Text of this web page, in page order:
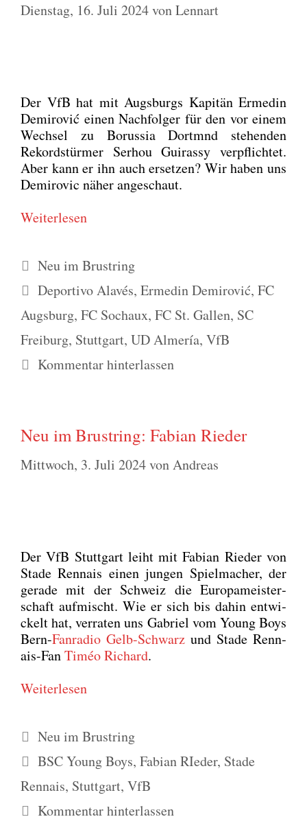
Dienstag, 16. Juli 2024vonLennart
Der VfB hat mit Augs­burgs Kapi­tän Erme­din
Demi­ro­vić einen Nach­fol­ger für den vor einem
Wech­sel zu Borus­sia Dortmnd ste­hen­den
Rekord­stür­mer Ser­hou Gui­ras­sy ver­pflich­tet.
Aber kann er ihn auch erset­zen? Wir haben uns
Demi­ro­vic näher ange­schaut.
Wei­ter­le­sen
Kategorien
Neu im Brustring
Schlagwörter
Deportivo Alavés, Ermedin Demirović, FC
Augsburg, FC Sochaux, FC St. Gallen, SC
Freiburg, Stuttgart, UD Almería, VfB
Kommentar hinterlassen
Neu im Brustring: Fabian Rieder
Mittwoch, 3. Juli 2024vonAndreas
Der VfB Stutt­gart leiht mit Fabi­an Rie­der von
Sta­de Renn­ais einen jun­gen Spiel­ma­cher, der
gera­de mit der Schweiz die Euro­pa­meis­ter­
schaft auf­mischt. Wie er sich bis dahin ent­wi­
ckelt hat, ver­ra­ten uns Gabri­el vom Young Boys
Bern-Fan­ra­dio Gelb-Schwarz und Sta­de Renn­
ais-FanTiméo Richard.
Wei­ter­le­sen
Kategorien
Neu im Brustring
Schlagwörter
BSC Young Boys, Fabian RIeder, Stade
Rennais, Stuttgart, VfB
Kommentar hinterlassen